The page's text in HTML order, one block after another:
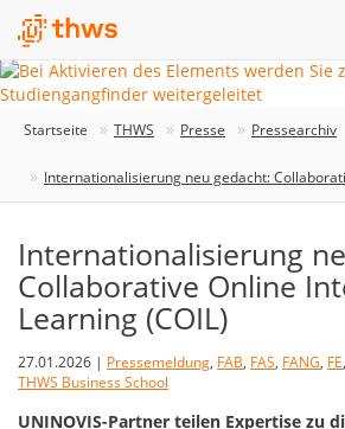
Startseite THWS Presse Pressearchiv
Internationalisierung neu gedacht:
Internationalisierung
Collaborative Online
Learning (COIL)
27.01.2026 | Pressemeldung, FAB, FAS, FANG, FE,
THWS Business School
UNINOVIS-Partner teilen Expertise zu